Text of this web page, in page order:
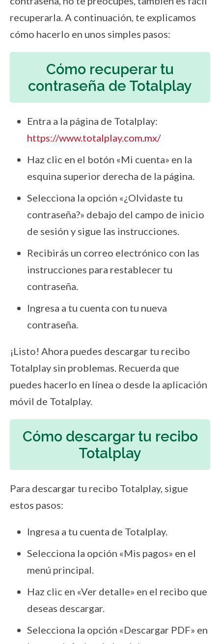
recuperarla. A continuación, te explicamos
cómo hacerlo en unos simples pasos:
Cómo recuperar tu
contraseña de Totalplay
Entra a la página de Totalplay:
https://www.totalplay.com.mx/
Haz clic en el botón «Mi cuenta» en la
esquina superior derecha de la página.
Selecciona la opción «¿Olvidaste tu
contraseña?» debajo del campo de inicio
de sesión y sigue las instrucciones.
Recibirás un correo electrónico con las
instrucciones para restablecer tu
contraseña.
Ingresa a tu cuenta con tu nueva
contraseña.
¡Listo! Ahora puedes descargar tu recibo
Totalplay sin problemas. Recuerda que
puedes hacerlo en línea o desde la aplicación
móvil de Totalplay.
Cómo descargar tu recibo
Totalplay
Para descargar tu recibo Totalplay, sigue
estos pasos:
Ingresa a tu cuenta de Totalplay.
Selecciona la opción «Mis pagos» en el
menú principal.
Haz clic en «Ver detalle» en el recibo que
deseas descargar.
Selecciona la opción «Descargar PDF» en